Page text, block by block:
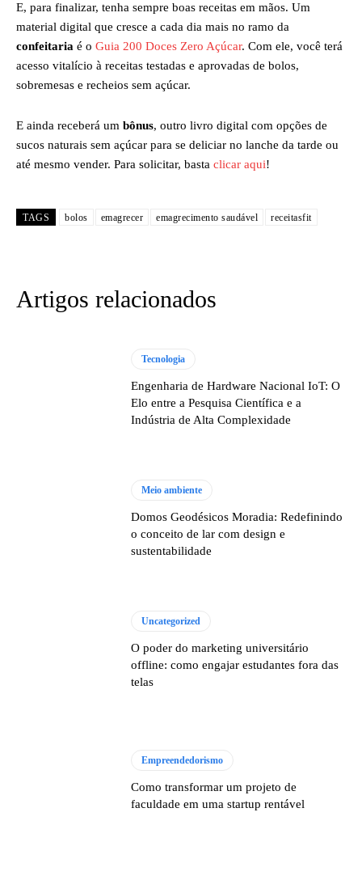
E, para finalizar, tenha sempre boas receitas em mãos. Um
material digital que cresce a cada dia mais no ramo da
confeitaria é o Guia 200 Doces Zero Açúcar. Com ele, você terá
acesso vitalício à receitas testadas e aprovadas de bolos,
sobremesas e recheios sem açúcar.
E ainda receberá um bônus, outro livro digital com opções de
sucos naturais sem açúcar para se deliciar no lanche da tarde ou
até mesmo vender. Para solicitar, basta clicar aqui!
TAGS bolos emagrecer emagrecimento saudável receitasfit
Artigos relacionados
Tecnologia
Engenharia de Hardware Nacional IoT: O
Elo entre a Pesquisa Científica e a
Indústria de Alta Complexidade
Meio ambiente
Domos Geodésicos Moradia: Redefinindo
o conceito de lar com design e
sustentabilidade
Uncategorized
O poder do marketing universitário
offline: como engajar estudantes fora das
telas
Empreendedorismo
Como transformar um projeto de
faculdade em uma startup rentável